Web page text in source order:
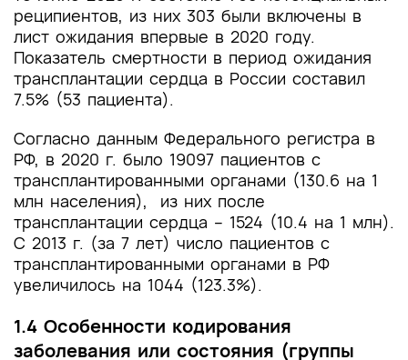
реципиентов, из них 303 были включены в
лист ожидания впервые в 2020 году.
Показатель смертности в период ожидания
трансплантации сердца в России составил
7.5% (53 пациента).
Согласно данным Федерального регистра в
РФ, в 2020 г. было 19097 пациентов с
трансплантированными органами (130.6 на 1
млн населения), из них после
трансплантации сердца – 1524 (10.4 на 1 млн).
С 2013 г. (за 7 лет) число пациентов с
трансплантированными органами в РФ
увеличилось на 1044 (123.3%).
1.4 Особенности кодирования
заболевания или состояния (группы